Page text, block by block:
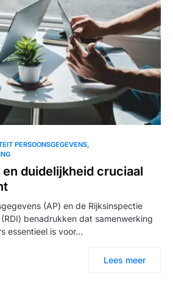
PERSOONSGEGEVENS
duidelijkheid cruciaal
(AP) en de Rijksinspectie
benadrukken dat samenwerking
essentieel is voor…
Lees meer